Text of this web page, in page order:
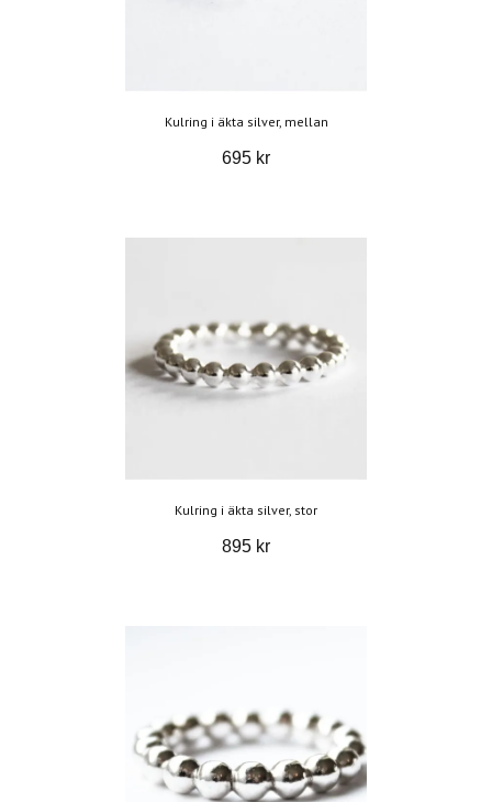
Kulring i äkta silver, mellan
695 kr
Kulring i äkta silver, stor
895 kr